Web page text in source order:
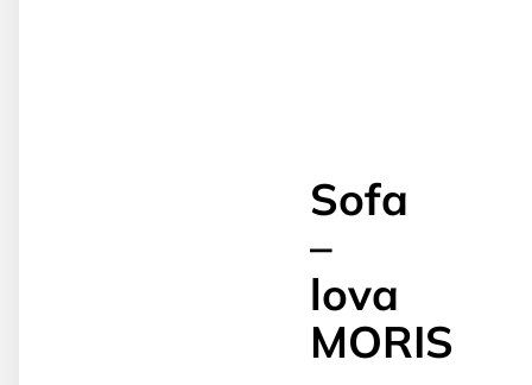
Sofa
–
lova
MORIS